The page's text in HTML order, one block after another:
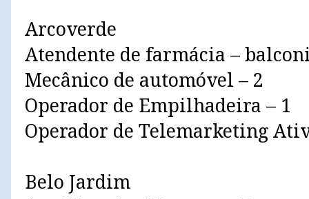
Arcoverde
Atendente de farmácia –
Mecânico de automóvel – 2
Operador de Empilhadeira – 1
Operador de Telemarketing
Belo Jardim